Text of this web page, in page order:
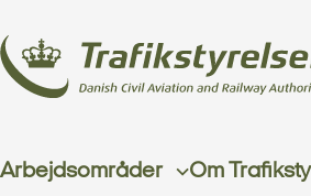
Arbejdsområder Om